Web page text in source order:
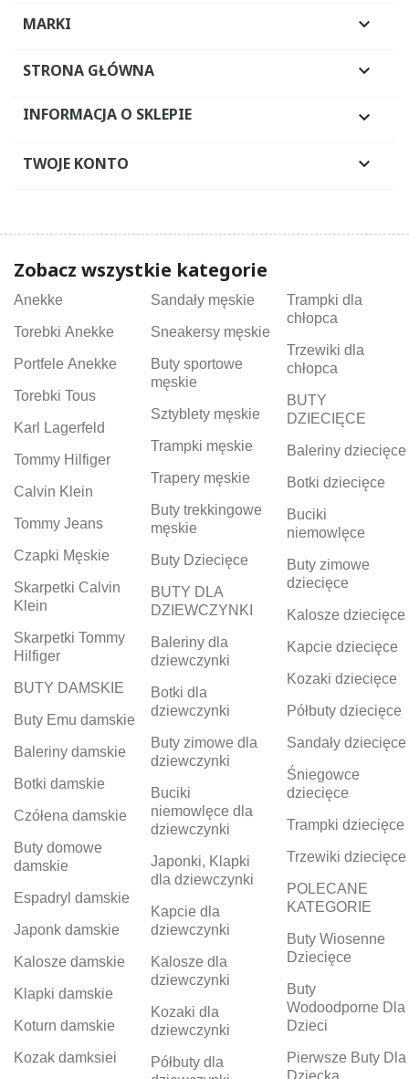
MARKI 
STRONA GŁÓWNA 
INFORMACJA O SKLEPIE 
TWOJE KONTO 
Zobacz wszystkie kategorie
Anekke
Torebki Anekke
Portfele Anekke
Torebki Tous
Karl Lagerfeld
Tommy Hilfiger
Calvin Klein
Tommy Jeans
Czapki Męskie
Skarpetki Calvin
Klein
Skarpetki Tommy
Hilfiger
BUTY DAMSKIE
Buty Emu damskie
Baleriny damskie
Botki damskie
Czółena damskie
Buty domowe
damskie
Espadryl damskie
Japonk damskie
Kalosze damskie
Klapki damskie
Koturn damskie
Kozak damksiei
Sandały męskie
Sneakersy męskie
Buty sportowe
męskie
Sztyblety męskie
Trampki męskie
Trapery męskie
Buty trekkingowe
męskie
Buty Dziecięce
BUTY DLA
DZIEWCZYNKI
Baleriny dla
dziewczynki
Botki dla
dziewczynki
Buty zimowe dla
dziewczynki
Buciki
niemowlęce dla
dziewczynki
Japonki, Klapki
dla dziewczynki
Kapcie dla
dziewczynki
Kalosze dla
dziewczynki
Kozaki dla
dziewczynki
Półbuty dla
Trampki dla
chłopca
Trzewiki dla
chłopca
BUTY
DZIECIĘCE
Baleriny dziecięce
Botki dziecięce
Buciki
niemowlęce
Buty zimowe
dziecięce
Kalosze dziecięce
Kapcie dziecięce
Kozaki dziecięce
Półbuty dziecięce
Sandały dziecięce
Śniegowce
dziecięce
Trampki dziecięce
Trzewiki dziecięce
POLECANE
KATEGORIE
Buty Wiosenne
Dziecięce
Buty
Wodoodporne Dla
Dzieci
Pierwsze Buty Dla
Dziecka